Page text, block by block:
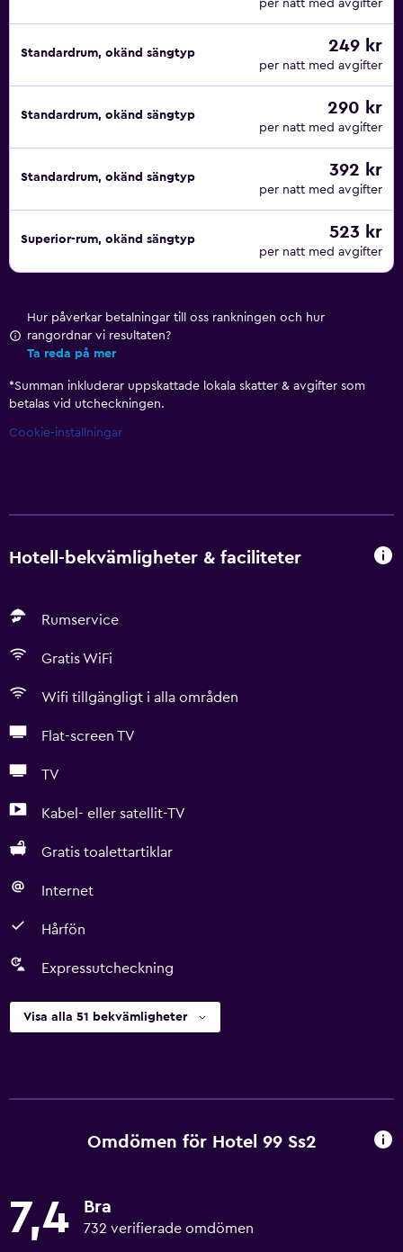
per natt med avgifter
Standardrum, okänd sängtyp 249 kr
per natt med avgifter
Standardrum, okänd sängtyp 290 kr
per natt med avgifter
Standardrum, okänd sängtyp 392 kr
per natt med avgifter
Superior-rum, okänd sängtyp 523 kr
per natt med avgifter
Hur påverkar betalningar till oss rankningen och hur
rangordnar vi resultaten?
Ta reda på mer
*Summan inkluderar uppskattade lokala skatter & avgifter som
betalas vid utcheckningen.
Cookie-inställningar
Hotell-bekvämligheter & faciliteter
Rumservice
Gratis WiFi
Wifi tillgängligt i alla områden
Flat-screen TV
TV
Kabel- eller satellit-TV
Gratis toalettartiklar
Internet
Hårfön
Expressutcheckning
Visa alla 51 bekvämligheter
Omdömen för Hotel 99 Ss2
7,4 Bra
732 verifierade omdömen